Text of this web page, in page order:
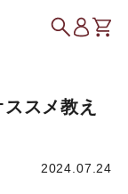
スメ教え
2024.07.24